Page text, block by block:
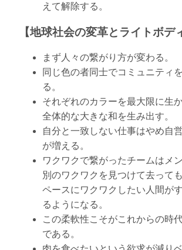
えて解除する。
【地球社会の変革とライトボデ
まず人々の繋がり方が変わる。
同じ色の者同士でコミュニティ
る。
それぞれのカラーを最大限に生
全体的な大きな和を生み出す。
自分と一致しない仕事はやめ自
が増える。
ワクワクで繋がったチームはメ
別のワクワクを見つけて去って
ペースにワクワクしたい人間が
るようになる。
この柔軟性こそがこれからの時
である。